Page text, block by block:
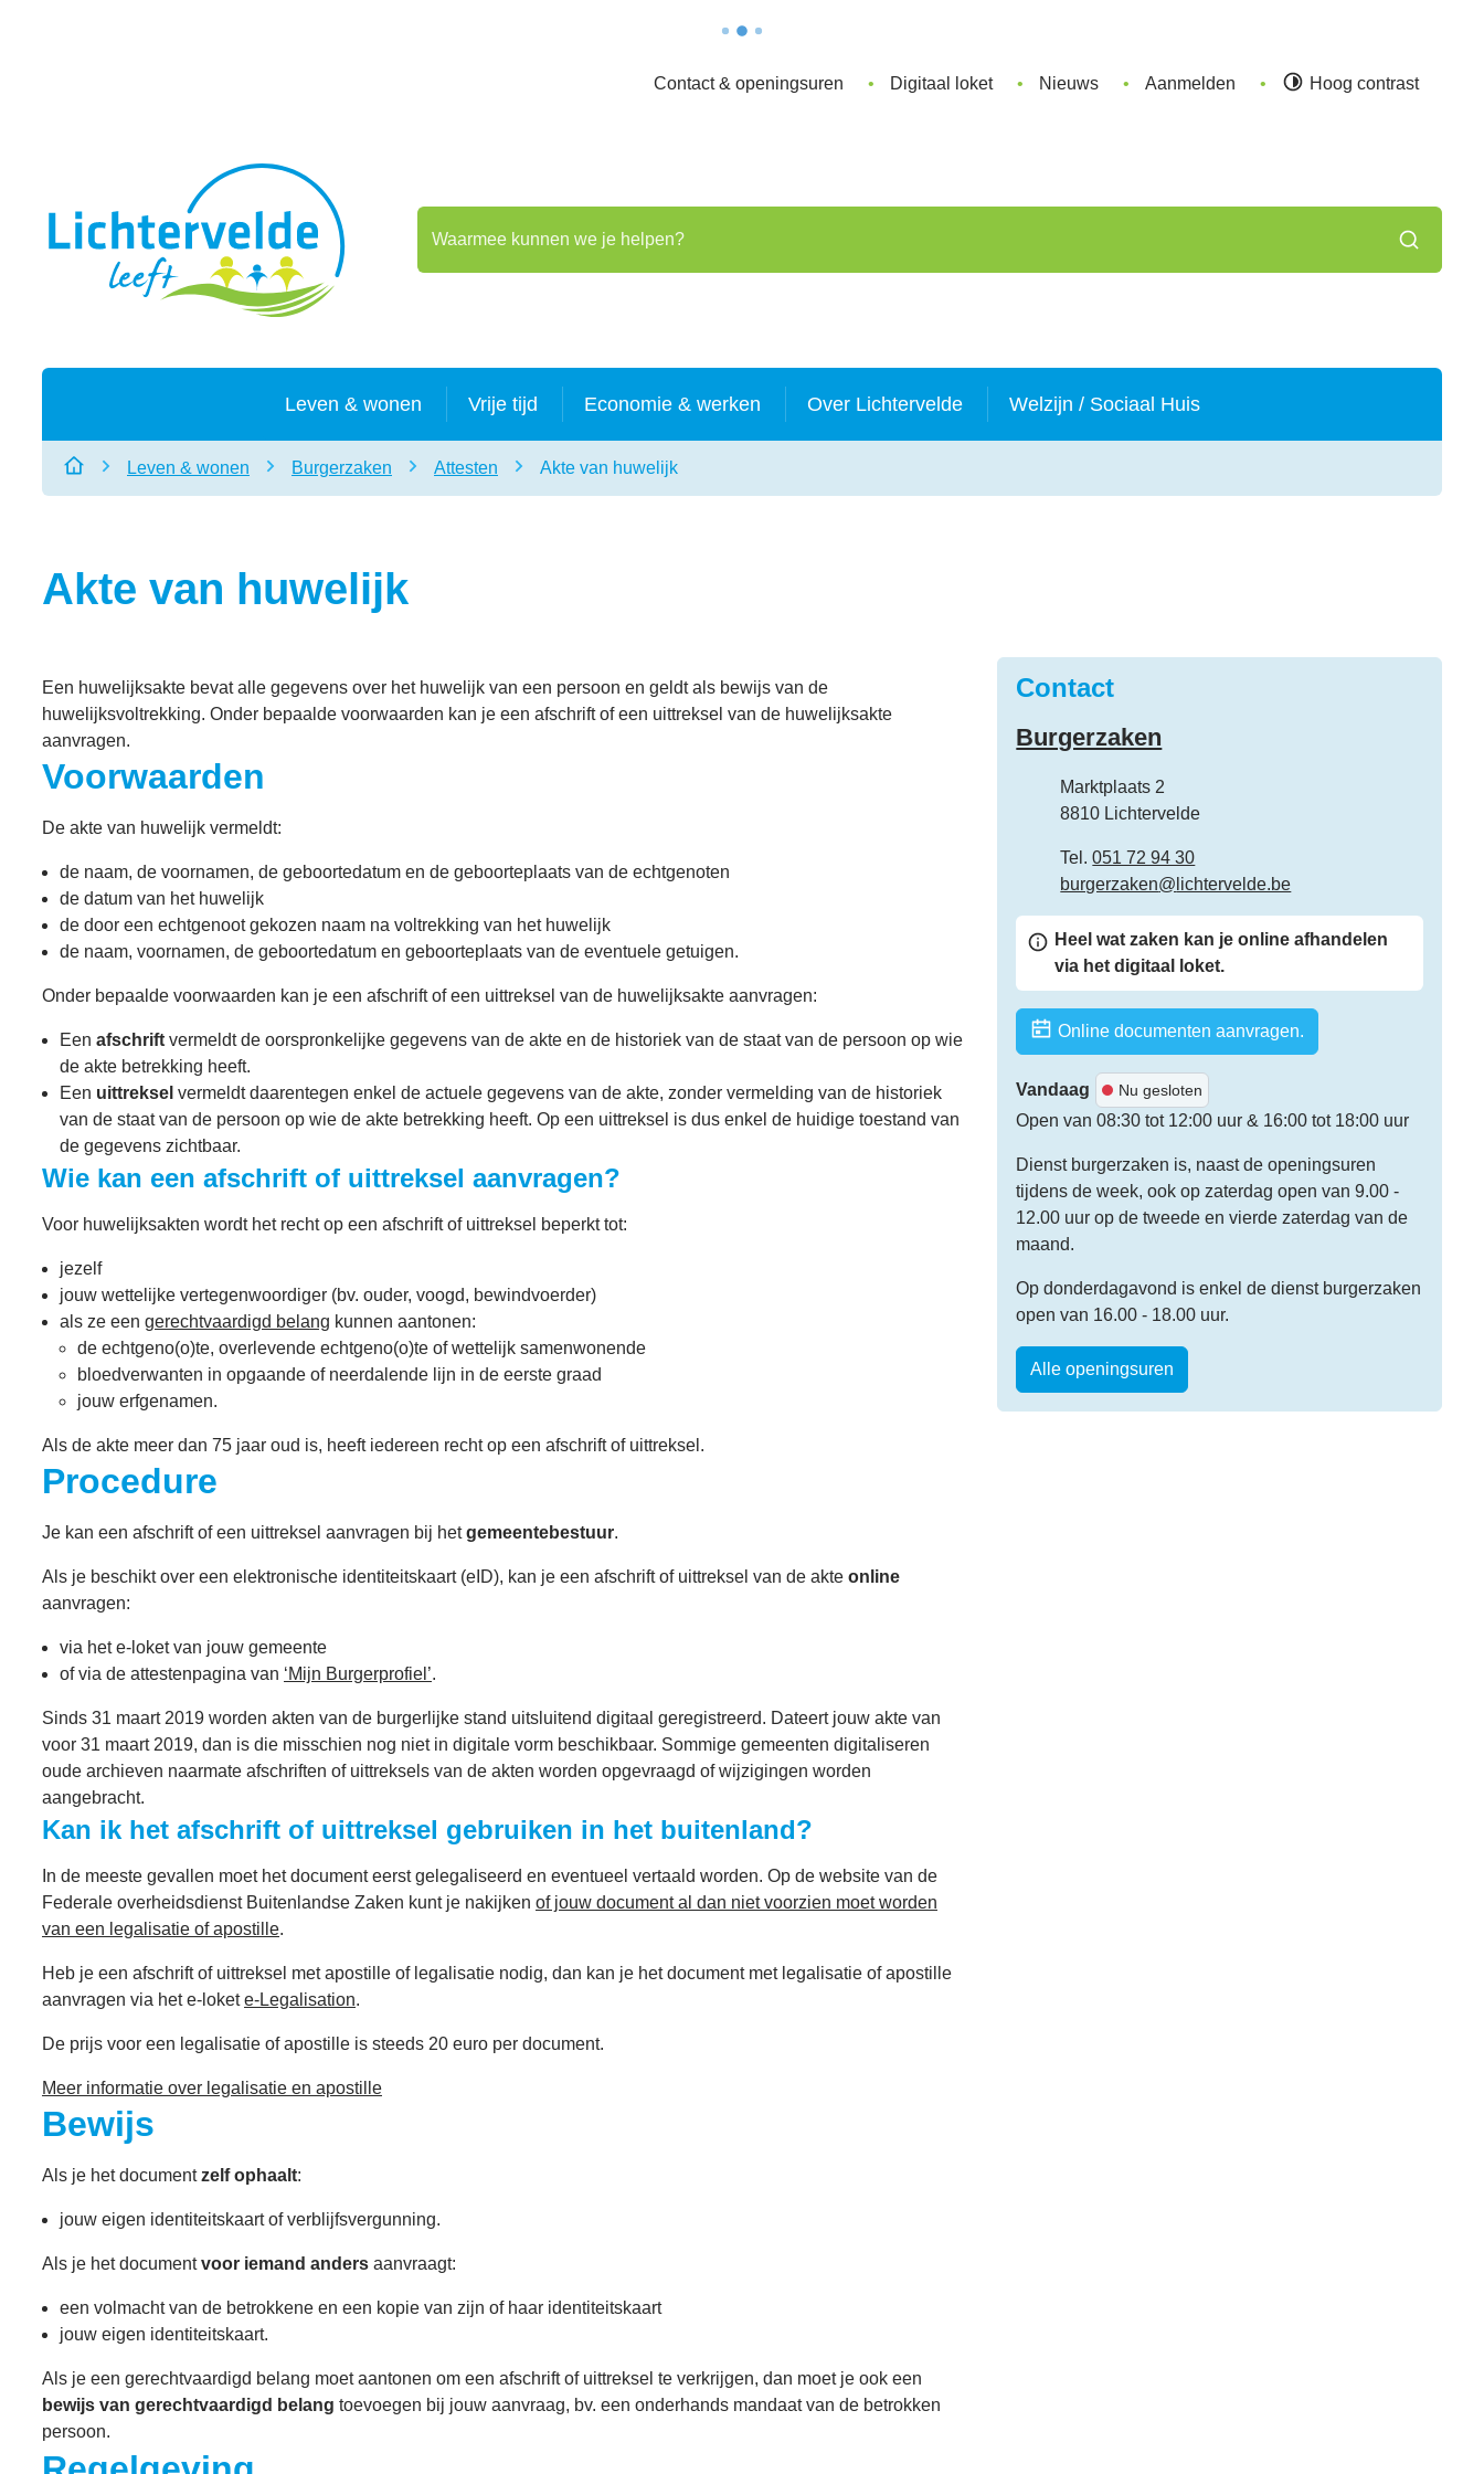
Contact & openingsuren Digitaal loket Nieuws Aanmelden Hoog contrast
Waarmee kunnen we je helpen?
Zoeken
Leven & wonen Vrije tijd Economie & werken Over Lichtervelde Welzijn / Sociaal Huis
Startpagina
Leven & wonen Burgerzaken Attesten Akte van huwelijk
Akte van huwelijk
Een huwelijksakte bevat alle gegevens over het huwelijk van een persoon en geldt als bewijs van de
huwelijksvoltrekking. Onder bepaalde voorwaarden kan je een afschrift of een uittreksel van de huwelijksakte
aanvragen.
Voorwaarden
De akte van huwelijk vermeldt:
de naam, de voornamen, de geboortedatum en de geboorteplaats van de echtgenoten
de datum van het huwelijk
de door een echtgenoot gekozen naam na voltrekking van het huwelijk
de naam, voornamen, de geboortedatum en geboorteplaats van de eventuele getuigen.
Onder bepaalde voorwaarden kan je een afschrift of een uittreksel van de huwelijksakte aanvragen:
Een afschrift vermeldt de oorspronkelijke gegevens van de akte en de historiek van de staat van de persoon op wie
de akte betrekking heeft.
Een uittreksel vermeldt daarentegen enkel de actuele gegevens van de akte, zonder vermelding van de historiek
van de staat van de persoon op wie de akte betrekking heeft. Op een uittreksel is dus enkel de huidige toestand van
de gegevens zichtbaar.
Wie kan een afschrift of uittreksel aanvragen?
Voor huwelijksakten wordt het recht op een afschrift of uittreksel beperkt tot:
jezelf
jouw wettelijke vertegenwoordiger (bv. ouder, voogd, bewindvoerder)
als ze een gerechtvaardigd belang kunnen aantonen:
de echtgeno(o)te, overlevende echtgeno(o)te of wettelijk samenwonende
bloedverwanten in opgaande of neerdalende lijn in de eerste graad
jouw erfgenamen.
Als de akte meer dan 75 jaar oud is, heeft iedereen recht op een afschrift of uittreksel.
Procedure
Je kan een afschrift of een uittreksel aanvragen bij hetgemeentebestuur.
Als je beschikt over een elektronische identiteitskaart (eID), kan je een afschrift of uittreksel van de akte online
aanvragen:
via het e-loket van jouw gemeente
of via de attestenpagina van ‘Mijn Burgerprofiel’.
Sinds 31 maart 2019 worden akten van de burgerlijke stand uitsluitend digitaal geregistreerd. Dateert jouw akte van
voor 31 maart 2019, dan is die misschien nog niet in digitale vorm beschikbaar. Sommige gemeenten digitaliseren
oude archieven naarmate afschriften of uittreksels van de akten worden opgevraagd of wijzigingen worden
aangebracht.
Kan ik het afschrift of uittreksel gebruiken in het buitenland?
In de meeste gevallen moet het document eerst gelegaliseerd en eventueel vertaald worden. Op de website van de
Federale overheidsdienst Buitenlandse Zaken kunt je nakijken of jouw document al dan niet voorzien moet worden
van een legalisatie of apostille.
Heb je een afschrift of uittreksel met apostille of legalisatie nodig, dan kan je het document met legalisatie of apostille
aanvragen via het e-lokete-Legalisation.
De prijs voor een legalisatie of apostille is steeds 20 euro per document.
Meer informatie over legalisatie en apostille
Bewijs
Als je het documentzelf ophaalt:
jouw eigen identiteitskaart of verblijfsvergunning.
Als je het documentvoor iemand anders aanvraagt:
een volmacht van de betrokkene en een kopie van zijn of haar identiteitskaart
jouw eigen identiteitskaart.
Als je een gerechtvaardigd belang moet aantonen om een afschrift of uittreksel te verkrijgen, dan moet je ook een
bewijs van gerechtvaardigd belang toevoegen bij jouw aanvraag, bv. een onderhands mandaat van de betrokken
persoon.
Contact
Burgerzaken
AdresMarktplaats 2
,8810 Lichtervelde
051 72 94 30
E-mailburgerzaken@ lichtervelde.be
Heel wat zaken kan je online afhandelen
via het digitaal loket.
Online documenten aanvragen.
Vandaag Nu gesloten
Open van 08:30 tot 12:00 uur & 16:00 tot 18:00 uur
Dienst burgerzaken is, naast de openingsuren
tijdens de week, ook op zaterdag open van 9.00 -
12.00 uur op de tweede en vierde zaterdag van de
maand.
Op donderdagavond is enkel de dienst burgerzaken
open van 16.00 - 18.00 uur.
Alle openingsuren